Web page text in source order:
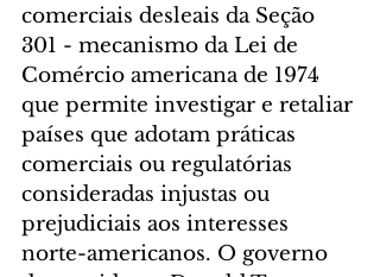
comerciais desleais da Seção
301 - mecanismo da Lei de
Comércio americana de 1974
que permite investigar e retaliar
países que adotam práticas
comerciais ou regulatórias
consideradas injustas ou
prejudiciais aos interesses
norte-americanos. O governo